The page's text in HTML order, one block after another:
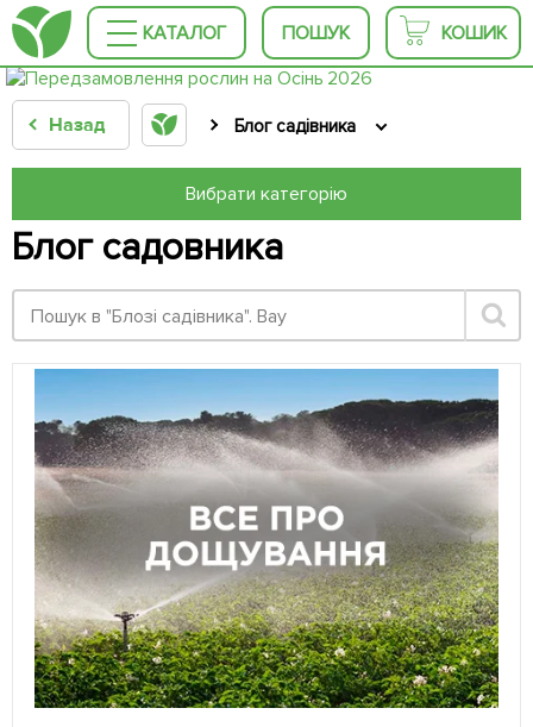
КАТАЛОГ ПОШУК КОШИК
Назад Блог садівника
Вибрати категорію
Блог садовника